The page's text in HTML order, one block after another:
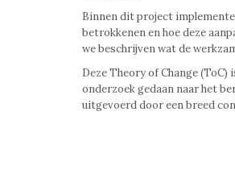
Binnen dit project
betrokkenen en hoe deze
we beschrijven wat de
Deze Theory of Change
onderzoek gedaan naar het
uitgevoerd door een breed